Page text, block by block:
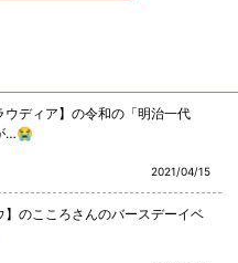
ディア】の令和の「明治一代
…😭
2021/04/15
のこころさんのバースデーイベ